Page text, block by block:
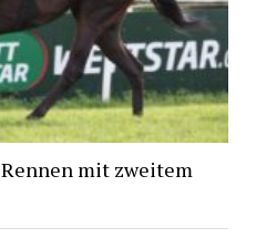
mit zweitem